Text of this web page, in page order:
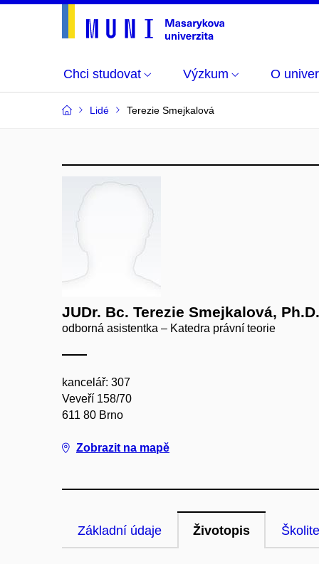
Chci studovat Výzkum O
Lidé Terezie Smejkalová
JUDr. Bc. Terezie Smejkalová, Ph.D.
odborná asistentka – Katedra právní teorie
kancelář: 307
Veveří 158/70
611 80 Brno
Zobrazit na mapě
Základní údaje Životopis